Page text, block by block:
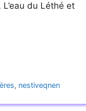
du Léthé et
, nestiveqnen